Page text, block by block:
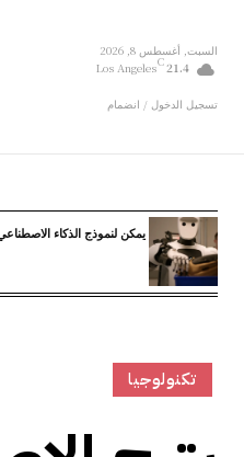
السبت, أغسطس 8, 2026
21.4
C
Los Angeles
تسجيل الدخول / انضمام
تكنولوجيا